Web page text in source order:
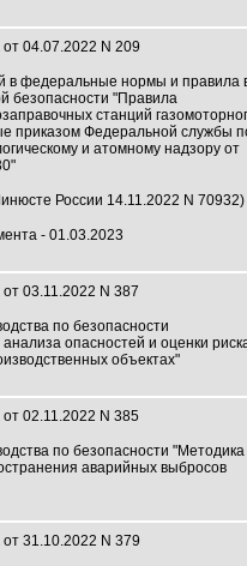
04.07.2022 N 209
в федеральные нормы и правила
безопасности "Правила
станций
приказом Федеральной службы
и атомному надзору от
России 14.11.2022 N 70932)
- 01.03.2023
03.11.2022 N 387
по безопасности
опасностей и оценки
объектах"
02.11.2022 N 385
по безопасности "Методика
аварийных выбросов
31.10.2022 N 379